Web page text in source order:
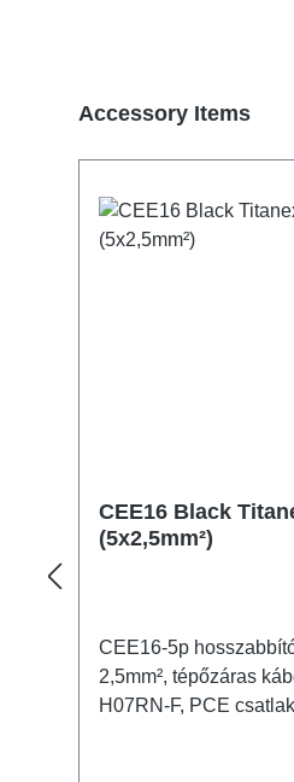
Termékgaléria kihagyása
Accessory Items
CEE16 Black
(5x2,5mm²)
CEE16-5p
2,5mm², tépőzáras
H07RN-F, PCE